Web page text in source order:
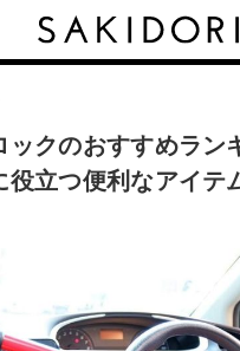
ックのおすすめラン
役立つ便利なアイテ